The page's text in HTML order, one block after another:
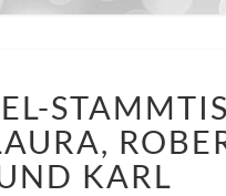
STAMMTISCH
MIT
LAURA,
ROBERT
KARL